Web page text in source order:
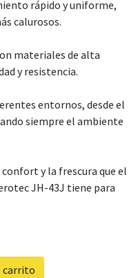
rápido y uniforme,
calurosos.
materiales de alta
y resistencia.
entornos, desde el
siempre el ambiente
y la frescura que el
JH-43J tiene para
carrito